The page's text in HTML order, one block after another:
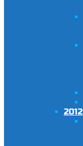
2012